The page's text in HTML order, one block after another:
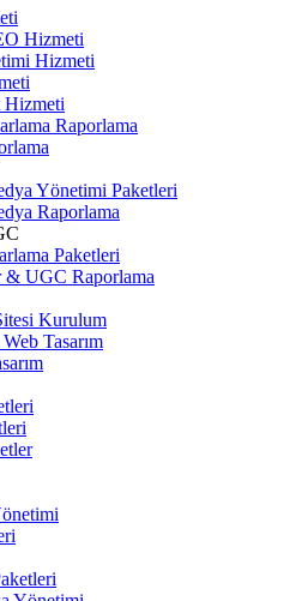
Hizmeti
Hizmeti
Hizmeti
Raporlama
Yönetimi Paketleri
Raporlama
Paketleri
& UGC Raporlama
Kurulum
Tasarım